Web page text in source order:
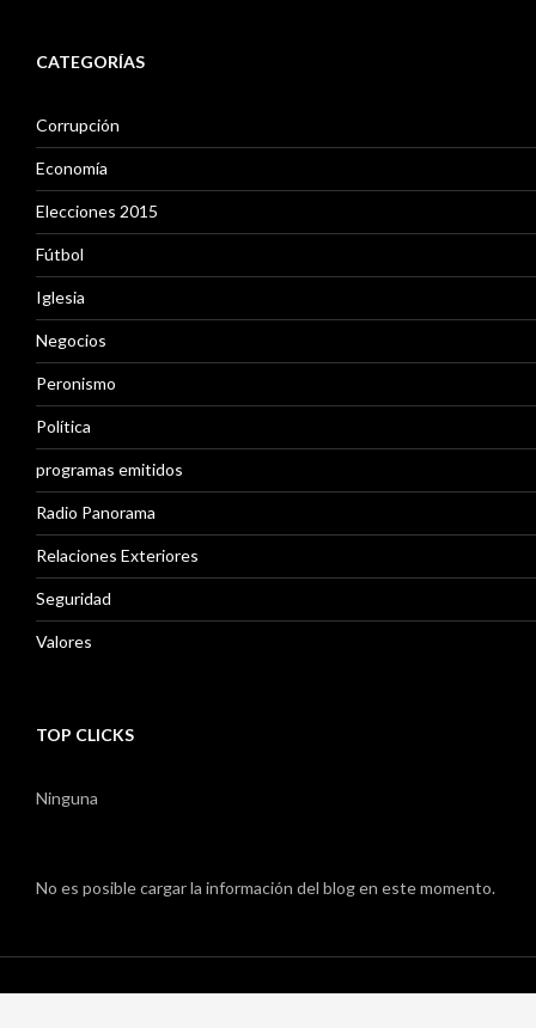
c
v
o
s
CATEGORÍAS
Corrupción
Economía
Elecciones 2015
Fútbol
Iglesia
Negocios
Peronismo
Política
programas emitidos
Radio Panorama
Relaciones Exteriores
Seguridad
Valores
TOP CLICKS
Ninguna
No es posible cargar la información del blog en este momento.